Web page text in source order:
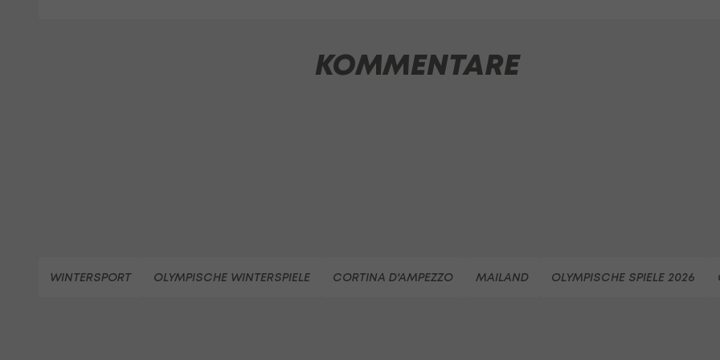
KOMMENTARE
WINTERSPORT OLYMPISCHE WINTERSPIELE CORTINA D'AMPEZZO MAILAND OLYMPISCHE SPIELE 2026